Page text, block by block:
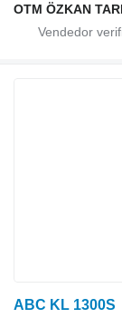
OTM ÖZKAN
ABC KL 1300S